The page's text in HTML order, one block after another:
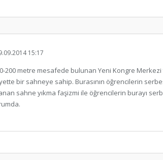
15:17
200 metre mesafede bulunan Yeni Kongre Merkezi
bir sahneye sahip. Burasının öğrencilerin
sahne yıkma faşizmi ile öğrencilerin burayı